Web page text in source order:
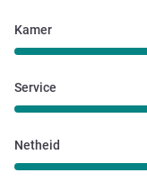
Kamer
Service
Netheid